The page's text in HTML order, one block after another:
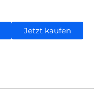
Jetzt kaufen